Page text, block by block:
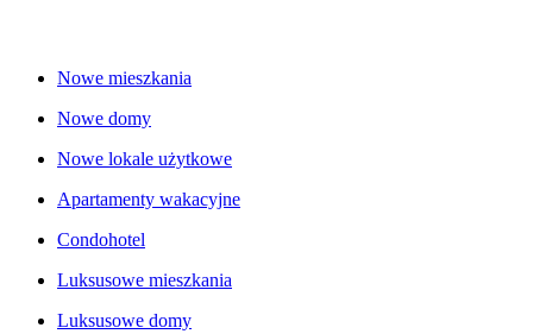
Nowe mieszkania
Nowe domy
Nowe lokale użytkowe
Apartamenty wakacyjne
Condohotel
Luksusowe mieszkania
Luksusowe domy